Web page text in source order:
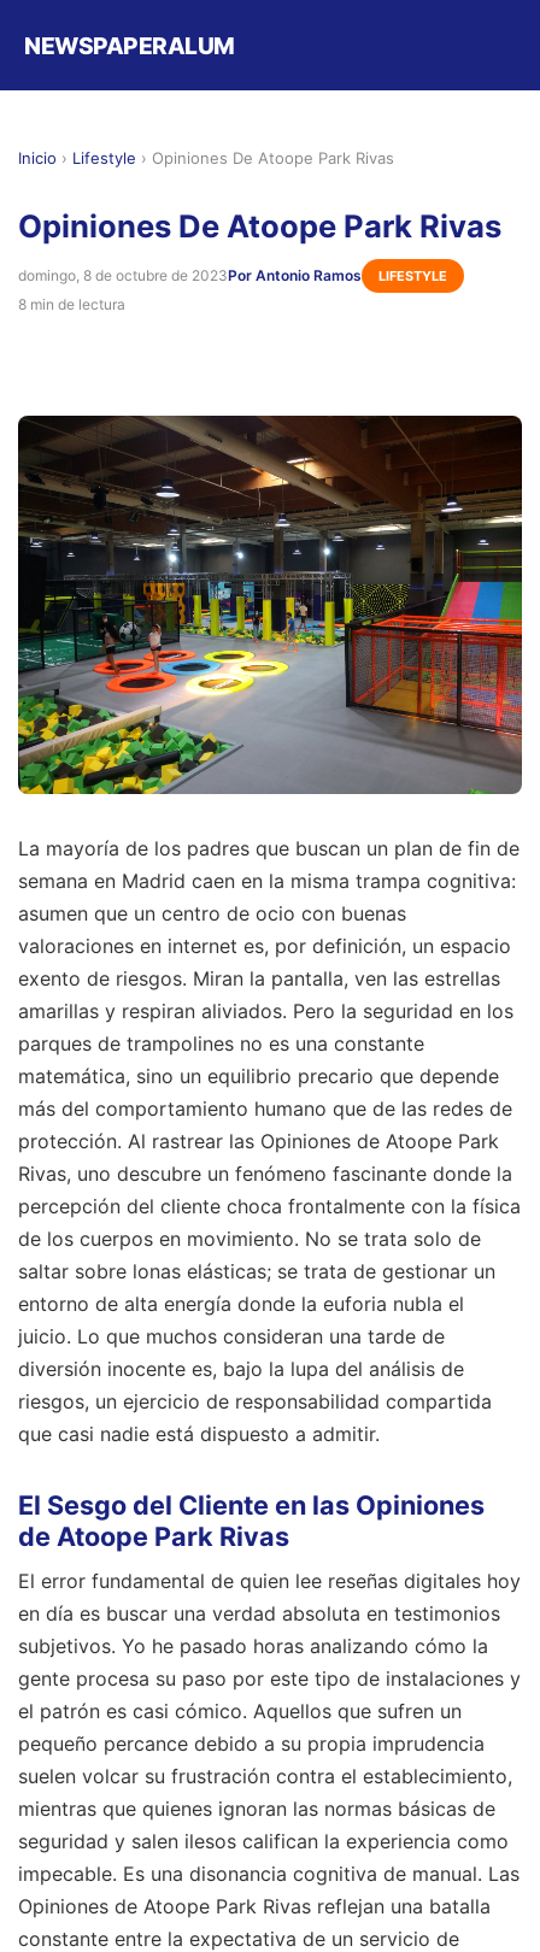
NEWSPAPERALUM
Inicio › Lifestyle › Opiniones De Atoope Park Rivas
Opiniones De Atoope Park Rivas
domingo, 8 de octubre de 2023Por Antonio Ramos LIFESTYLE
8 min de lectura
La mayoría de los padres que buscan un plan de fin de
semana en Madrid caen en la misma trampa cognitiva:
asumen que un centro de ocio con buenas
valoraciones en internet es, por definición, un espacio
exento de riesgos. Miran la pantalla, ven las estrellas
amarillas y respiran aliviados. Pero la seguridad en los
parques de trampolines no es una constante
matemática, sino un equilibrio precario que depende
más del comportamiento humano que de las redes de
protección. Al rastrear las Opiniones de Atoope Park
Rivas, uno descubre un fenómeno fascinante donde la
percepción del cliente choca frontalmente con la física
de los cuerpos en movimiento. No se trata solo de
saltar sobre lonas elásticas; se trata de gestionar un
entorno de alta energía donde la euforia nubla el
juicio. Lo que muchos consideran una tarde de
diversión inocente es, bajo la lupa del análisis de
riesgos, un ejercicio de responsabilidad compartida
que casi nadie está dispuesto a admitir.
El Sesgo del Cliente en las Opiniones
de Atoope Park Rivas
El error fundamental de quien lee reseñas digitales hoy
en día es buscar una verdad absoluta en testimonios
subjetivos. Yo he pasado horas analizando cómo la
gente procesa su paso por este tipo de instalaciones y
el patrón es casi cómico. Aquellos que sufren un
pequeño percance debido a su propia imprudencia
suelen volcar su frustración contra el establecimiento,
mientras que quienes ignoran las normas básicas de
seguridad y salen ilesos califican la experiencia como
impecable. Es una disonancia cognitiva de manual. Las
Opiniones de Atoope Park Rivas reflejan una batalla
constante entre la expectativa de un servicio de